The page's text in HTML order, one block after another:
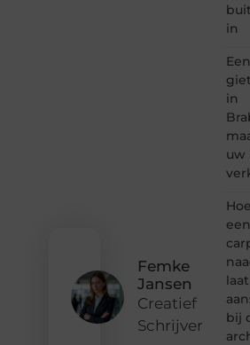
Femke
Jansen
Creatief
Schrijver
in
Een
in
uw
een
laat
bij